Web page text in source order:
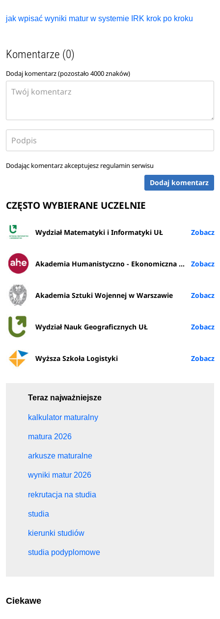
jak wpisać wyniki matur w systemie IRK krok po kroku
Komentarze (0)
Dodaj komentarz (pozostało4000znaków)
Dodając komentarz akceptujesz regulamin serwisu
Dodaj komentarz
CZĘSTO WYBIERANE UCZELNIE
Wydział Matematyki i Informatyki UŁ
Akademia Humanistyczno - Ekonomiczna w Łodzi
Akademia Sztuki Wojennej w Warszawie
Wydział Nauk Geograficznych UŁ
Wyższa Szkoła Logistyki
Teraz najważniejsze
kalkulator maturalny
matura 2026
arkusze maturalne
wyniki matur 2026
rekrutacja na studia
studia
kierunki studiów
studia podyplomowe
Ciekawe